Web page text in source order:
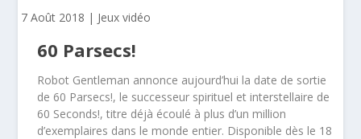
7 Août 2018 | Jeux vidéo
60 Parsecs!
Robot Gentleman annonce aujourd’hui la date de sortie
de 60 Parsecs!, le successeur spirituel et interstellaire de
60 Seconds!, titre déjà écoulé à plus d’un million
d’exemplaires dans le monde entier. Disponible dès le 18